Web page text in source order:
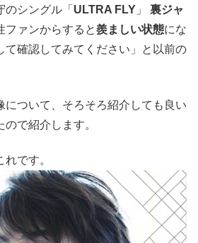
シングル「 ULTRA FLY 」 裏ジャ
ファンからすると羨ましい状態にな
て確認してみてください」と以前の
について、そろそろ紹介しても良い
で紹介します。
れです。